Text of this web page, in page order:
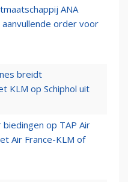
ANA
order voor
breidt
KLM op Schiphol uit
op TAP Air
Air France-KLM of